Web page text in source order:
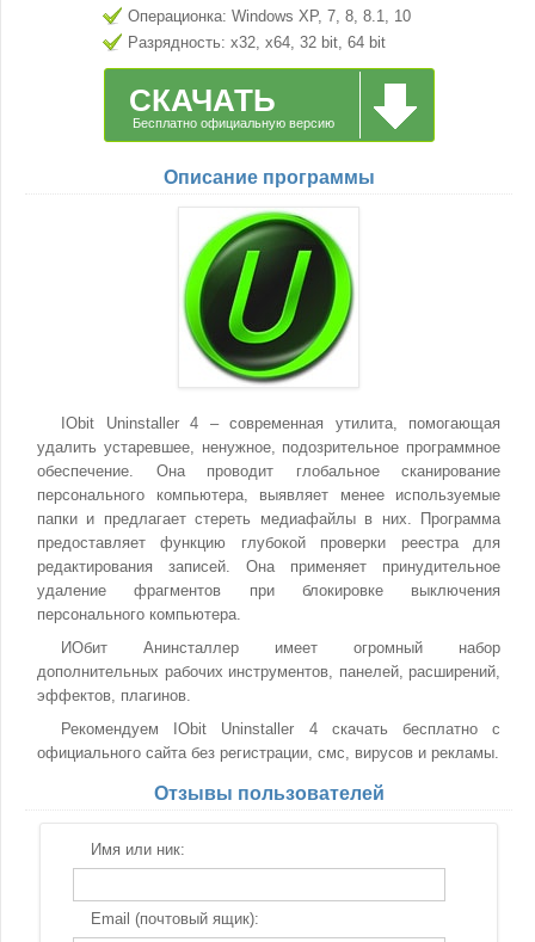
Операционка: Windows XP, 7, 8, 8.1, 10
Разрядность: x32, x64, 32 bit, 64 bit
СКАЧАТЬ
Бесплатно официальную версию
Описание программы
IObit Uninstaller 4 – современная утилита, помогающая
удалить устаревшее, ненужное, подозрительное программное
обеспечение. Она проводит глобальное сканирование
персонального компьютера, выявляет менее используемые
папки и предлагает стереть медиафайлы в них. Программа
предоставляет функцию глубокой проверки реестра для
редактирования записей. Она применяет принудительное
удаление фрагментов при блокировке выключения
персонального компьютера.
ИОбит Анинсталлер имеет огромный набор
дополнительных рабочих инструментов, панелей, расширений,
эффектов, плагинов.
Рекомендуем IObit Uninstaller 4 скачать бесплатно с
официального сайта без регистрации, смс, вирусов и рекламы.
Отзывы пользователей
Имя или ник:
Email (почтовый ящик):